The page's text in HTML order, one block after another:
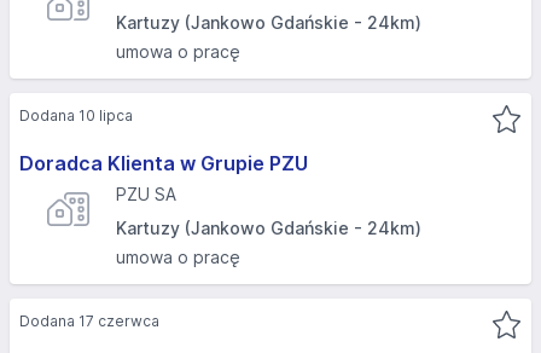
Kartuzy (Jankowo Gdańskie - 24km)
umowa o pracę
Doradca Klienta w Grupie PZU
PZU SA
Kartuzy (Jankowo Gdańskie - 24km)
umowa o pracę
Dodana 10 lipca
Dodana 17 czerwca